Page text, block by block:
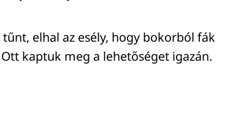
elhal az esély, hogy bokorból fák
kaptuk meg a lehetőséget igazán.